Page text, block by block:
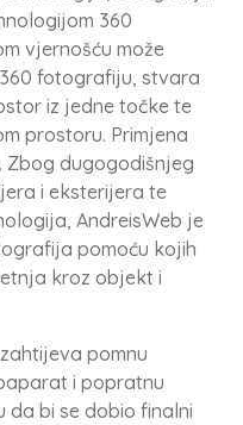
360
vjernošću može
fotografiju, stvara
iz jedne točke te
prostoru. Primjena
Zbog dugogodišnjeg
i eksterijera te
AndreisWeb je
pomoću kojih
kroz objekt i
pomnu
i popratnu
da bi se dobio finalni